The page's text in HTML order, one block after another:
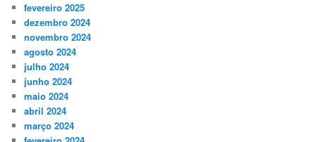
fevereiro 2025
dezembro 2024
novembro 2024
agosto 2024
julho 2024
junho 2024
maio 2024
abril 2024
março 2024